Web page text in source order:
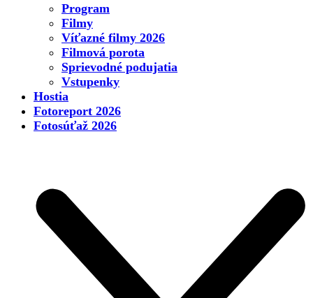
Program
Filmy
Víťazné filmy 2026
Filmová porota
Sprievodné podujatia
Vstupenky
Hostia
Fotoreport 2026
Fotosúťaž 2026